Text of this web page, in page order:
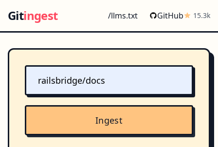
Gitingest /llms.txt GitHub 15.3k
Ingest